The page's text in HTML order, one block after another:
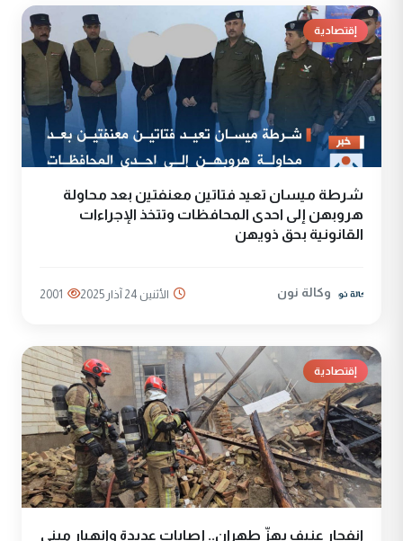
إقتصادية
شرطة ميسان تعيد فتاتين معنفتين بعد محاولة
هروبهن إلى احدى المحافظات وتتخذ الإجراءات
القانونية بحق ذويهن
وكالة نون الأثنين 24 آذار 2025 2001
إقتصادية
انفجار عنيف يهزّ طهران.. إصابات عديدة وانهيار مبنى